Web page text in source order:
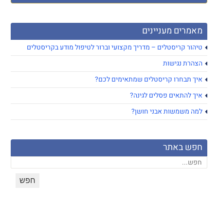
מאמרים מעניינים
טיהור קריסטלים – מדריך מקצועי וברור לטיפול מודע בקריסטלים
הצהרת נגישות
איך תבחרו קריסטלים שמתאימים לכם?
איך להתאים פסלים לגינה?
למה משמשות אבני חושן?
חפש באתר